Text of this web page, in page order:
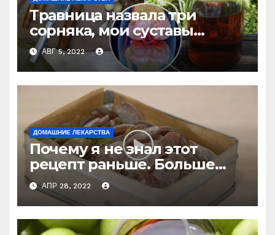
Травница назвала три
сорняка, мои суставы
больше не болят
АВГ 5, 2022
ДОМАШНИЕ ЛЕКАРСТВА
Почему я не знал этот
рецепт раньше. Больше
никогда не буду покупать
лекарство от кашля!
АПР 28, 2022